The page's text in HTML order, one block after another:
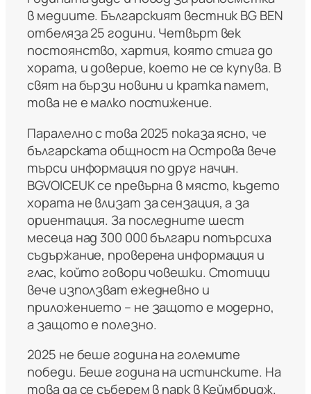
в медиите. Българският вестник BG BEN
отбеляза 25 години. Четвърт век
постоянство, хартия, която стига до
хората, и доверие, което не се купува. В
свят на бързи новини и кратка памет,
това не е малко постижение.
Паралелно с това 2025 показа ясно, че
българската общност на Острова вече
търси информация по друг начин.
BGVOICEUK се превърна в място, където
хората не влизат за сензация, а за
ориентация. За последните шест
месеца над 300 000 българи потърсиха
съдържание, проверена информация и
глас, който говори човешки. Стотици
вече използват ежедневно и
приложението – не защото е модерно,
а защото е полезно.
2025 не беше година на големите
победи. Беше година на истинските. На
това да се съберем в парк в Кеймбридж.